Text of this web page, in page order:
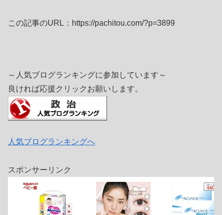
この記事のURL：https://pachitou.com/?p=3899
～人気ブログランキングに参加しています～
良ければ応援クリックお願いします。
人気ブログランキングへ
スポンサーリンク